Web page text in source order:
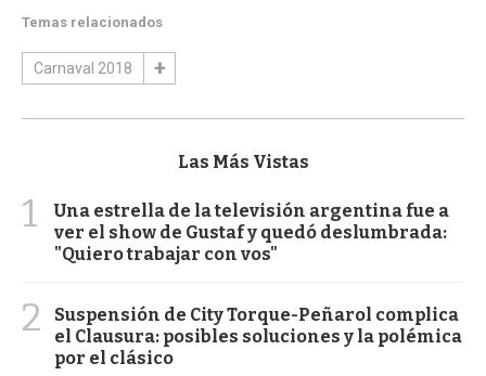
Temas relacionados
Carnaval 2018
Las Más Vistas
1
Una estrella de la televisión argentina fue a
ver el show de Gustaf y quedó deslumbrada:
"Quiero trabajar con vos"
2
Suspensión de City Torque-Peñarol complica
el Clausura: posibles soluciones y la polémica
por el clásico